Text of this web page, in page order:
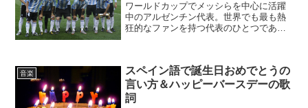
ワールドカップでメッシらを中心に活躍
中のアルゼンチン代表。世界でも最も熱
狂的なファンを持つ代表のひとつである
サポーターたちみんなが口...
音楽
スペイン語で誕生日おめでとうの
言い方＆ハッピーバースデーの歌
詞